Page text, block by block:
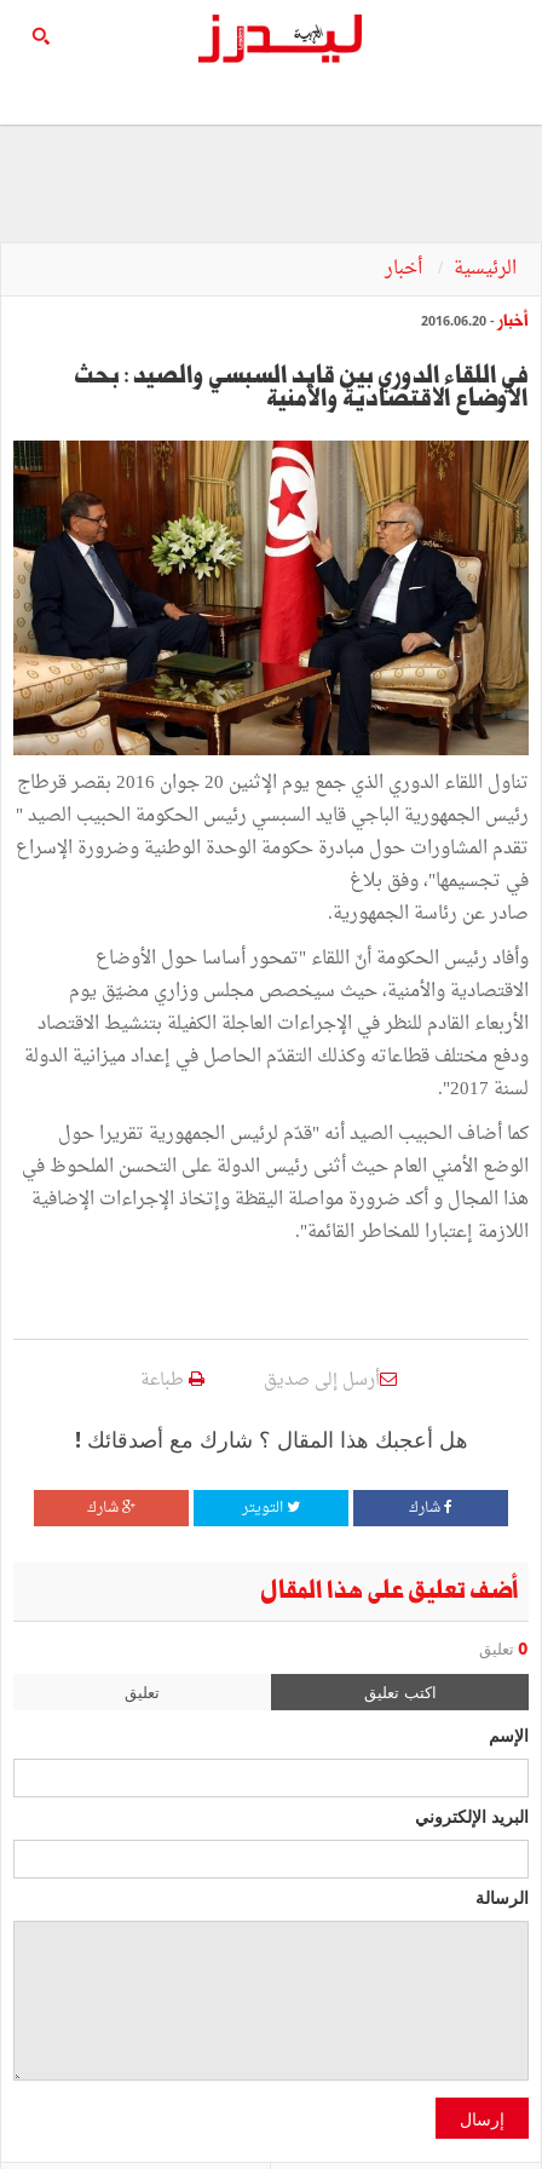
الرئيسية أخبار
أخبار - 2016.06.20
في اللقاء الدوري بين قايد السبسي والصيد : بحث
الأوضاع الاقتصادية والأمنية
تناول اللقاء الدوري الذي جمع يوم الإثنين 20 جوان 2016 بقصر قرطاج
رئيس الجمهورية الباجي قايد السبسي رئيس الحكومة الحبيب الصيد "
تقدم المشاورات حول مبادرة حكومة الوحدة الوطنية وضرورة الإسراع
في تجسيمها"، وفق بلاغ
صادر عن رئاسة الجمهورية.
وأفاد رئيس الحكومة أنّ اللقاء "تمحور أساسا حول الأوضاع
الاقتصادية والأمنية، حيث سيخصص مجلس وزاري مضيّق يوم
الأربعاء القادم للنظر في الإجراءات العاجلة الكفيلة بتنشيط الاقتصاد
ودفع مختلف قطاعاته وكذلك التقدّم الحاصل في إعداد ميزانية الدولة
لسنة 2017".
كما أضاف الحبيب الصيد أنه "قدّم لرئيس الجمهورية تقريرا حول
الوضع الأمني العام حيث أثنى رئيس الدولة على التحسن الملحوظ في
هذا المجال و أكد ضرورة مواصلة اليقظة وإتخاذ الإجراءات الإضافية
اللازمة إعتبارا للمخاطر القائمة".
أرسل إلى صديق طباعة
هل أعجبك هذا المقال ؟ شارك مع أصدقائك !
شارك التويتر شارك
أضف تعليق على هذا المقال
0 تعليق
اكتب تعليق تعليق
الإسم
البريد الإلكتروني
الرسالة
إرسال